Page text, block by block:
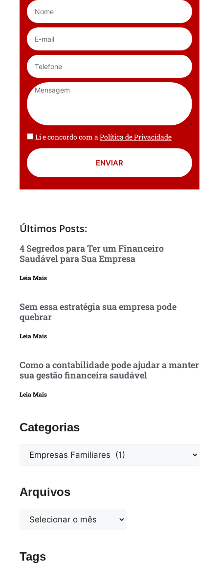
Li e concordo com aPolítica de Privacidade
ENVIAR
Últimos Posts:
4 Segredos para Ter um Financeiro
Saudável para Sua Empresa
Leia Mais
Sem essa estratégia sua empresa pode
quebrar
Leia Mais
Como a contabilidade pode ajudar a manter
sua gestão financeira saudável
Leia Mais
Categorias
Arquivos
Tags